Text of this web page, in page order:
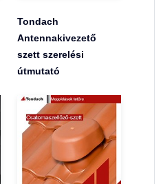
Tondach
Antennakivezető
szett szerelési
útmutató